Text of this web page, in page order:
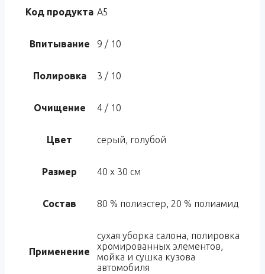
Код продукта A5
Впитывание 9 / 10
Полировка 3 / 10
Очищение 4 / 10
Цвет серый, голубой
Размер 40 х 30 см
Состав 80 % полиэстер, 20 % полиамид
Применение
сухая уборка салона, полировка
хромированных элементов,
мойка и сушка кузова
автомобиля